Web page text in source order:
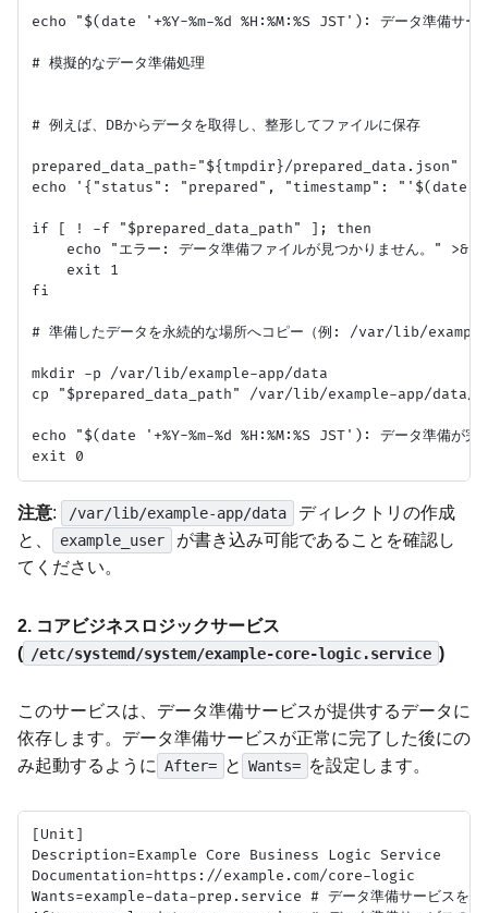
echo "$(date '+%Y-%m-%d %H:%M:%S JST'): データ準備サ
# 模擬的なデータ準備処理
# 例えば、DBからデータを取得し、整形してファイルに保存
prepared_data_path="${tmpdir}/prepared_data.json"
echo '{"status": "prepared", "timestamp": "'$(date
if [ ! -f "$prepared_data_path" ]; then
    echo "エラー: データ準備ファイルが見つかりません。" >&2
    exit 1
fi
# 準備したデータを永続的な場所へコピー（例: /var/lib/
mkdir -p /var/lib/example-app/data
cp "$prepared_data_path" /var/lib/example-app/data/
echo "$(date '+%Y-%m-%d %H:%M:%S JST'): データ準
注意: /var/lib/example-app/data
ディレクトリの作成
と、
example_user
が書き込み可能であることを確認し
てください。
2. コアビジネスロジックサービス
( /etc/systemd/system/example-core-logic.service )
このサービスは、データ準備サービスが提供するデータに
依存します。データ準備サービスが正常に完了した後にの
み起動するように After= と Wants= を設定します。
[Unit]
Description=Example Core Business Logic Service
Documentation=https://example.com/core-logic
Wants=example-data-prep.service # データ準備サービスを希